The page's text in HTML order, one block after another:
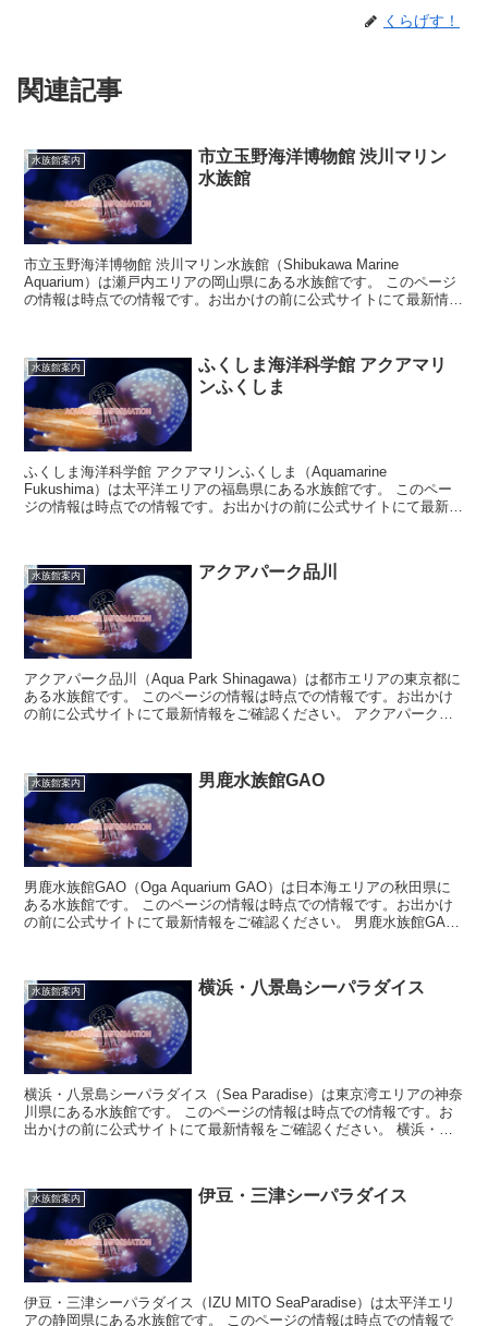
くらげす！
関連記事
水族館案内
市立玉野海洋博物館 渋川マリン
水族館
市立玉野海洋博物館 渋川マリン水族館（Shibukawa Marine
Aquarium）は瀬戸内エリアの岡山県にある水族館です。 このページ
の情報は時点での情報です。お出かけの前に公式サイトにて最新情報
水族館案内
ふくしま海洋科学館 アクアマリ
ンふくしま
ふくしま海洋科学館 アクアマリンふくしま（Aquamarine
Fukushima）は太平洋エリアの福島県にある水族館です。 このペー
ジの情報は時点での情報です。お出かけの前に公式サイトにて最新情
水族館案内 アクアパーク品川
アクアパーク品川（Aqua Park Shinagawa）は都市エリアの東京都に
ある水族館です。 このページの情報は時点での情報です。お出かけ
の前に公式サイトにて最新情報をご確認ください。 アクアパーク品
水族館案内 男鹿水族館GAO
男鹿水族館GAO（Oga Aquarium GAO）は日本海エリアの秋田県に
ある水族館です。 このページの情報は時点での情報です。お出かけ
の前に公式サイトにて最新情報をご確認ください。 男鹿水族館GAO
水族館案内 横浜・八景島シーパラダイス
横浜・八景島シーパラダイス（Sea Paradise）は東京湾エリアの神奈
川県にある水族館です。 このページの情報は時点での情報です。お
出かけの前に公式サイトにて最新情報をご確認ください。 横浜・八
水族館案内 伊豆・三津シーパラダイス
伊豆・三津シーパラダイス（IZU MITO SeaParadise）は太平洋エリ
アの静岡県にある水族館です。 このページの情報は時点での情報で